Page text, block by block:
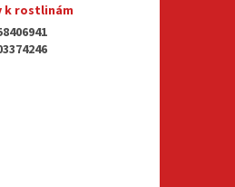
k rostlinám